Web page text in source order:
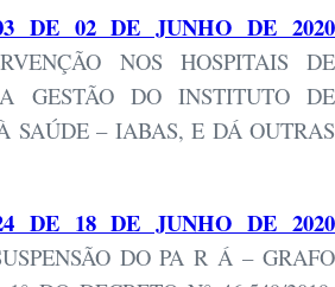
DE 02 DE JUNHO DE 2020
NOS HOSPITAIS DE
GESTÃO DO INSTITUTO DE
SAÚDE – IABAS, E DÁ OUTRAS
DE 18 DE JUNHO DE 2020
DO PA R Á – GRAFO